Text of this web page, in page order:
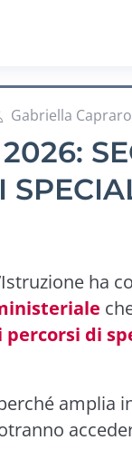
Gabriella Capraro
ha
percorsi di
amplia